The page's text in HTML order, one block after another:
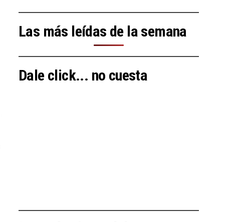
Las más leídas de la semana
Dale click... no cuesta